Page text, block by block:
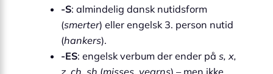
-S: almindelig dansk nutidsform
(smerter) eller engelsk 3. person nutid
(hankers).
-ES: engelsk verbum der ender på s, x,